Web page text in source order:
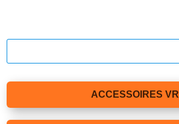
ACCESSOIRES VR